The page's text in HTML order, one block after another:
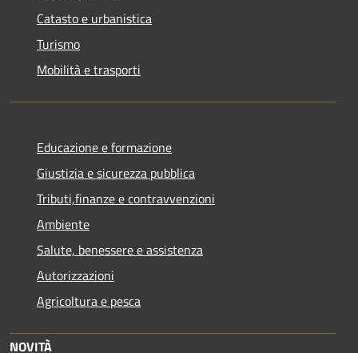
Catasto e urbanistica
Turismo
Mobilità e trasporti
Educazione e formazione
Giustizia e sicurezza pubblica
Tributi,finanze e contravvenzioni
Ambiente
Salute, benessere e assistenza
Autorizzazioni
Agricoltura e pesca
NOVITÀ